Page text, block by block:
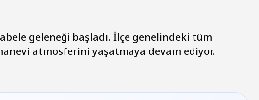
geleneği başladı. İlçe genelindeki tüm
atmosferini yaşatmaya devam ediyor.